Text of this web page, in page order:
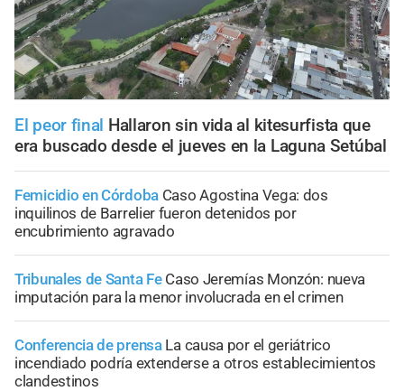
El peor final Hallaron sin vida al kitesurfista que
era buscado desde el jueves en la Laguna Setúbal
Femicidio en Córdoba Caso Agostina Vega: dos
inquilinos de Barrelier fueron detenidos por
encubrimiento agravado
Tribunales de Santa Fe Caso Jeremías Monzón: nueva
imputación para la menor involucrada en el crimen
Conferencia de prensa La causa por el geriátrico
incendiado podría extenderse a otros establecimientos
clandestinos